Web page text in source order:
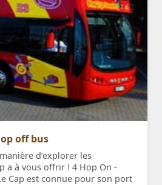
off bus
d’explorer les
a à vous offrir ! 4 Hop On -
Cap est connue pour son port